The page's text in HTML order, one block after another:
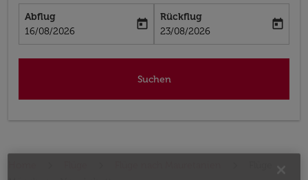
Abflug
fc-booking-departure-date-aria-label
16/08/2026
today
Rückflug
fc-booking-return-date-aria-label
23/08/2026
today
Suchen